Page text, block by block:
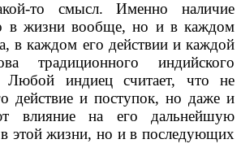
то смысл. Именно наличие
в жизни вообще, но и в каждом
в каждом его действии и каждой
традиционного индийского
Любой индиец считает, что не
действие и поступок, но даже и
влияние на его дальнейшую
в этой жизни, но и в последующих